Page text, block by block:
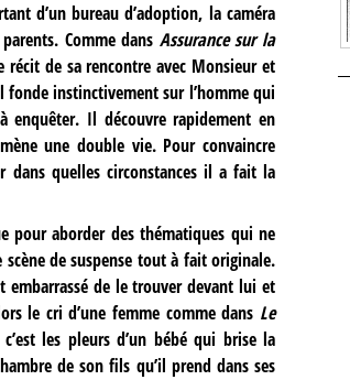
d’un bureau d’adoption, la caméra
Comme dans Assurance sur la
de sa rencontre avec Monsieur et
fonde instinctivement sur l’homme qui
enquêter. Il découvre rapidement en
une double vie. Pour convaincre
dans quelles circonstances il a fait la
pour aborder des thématiques qui ne
de suspense tout à fait originale.
embarrassé de le trouver devant lui et
le cri d’une femme comme dans Le
les pleurs d’un bébé qui brise la
de son fils qu’il prend dans ses